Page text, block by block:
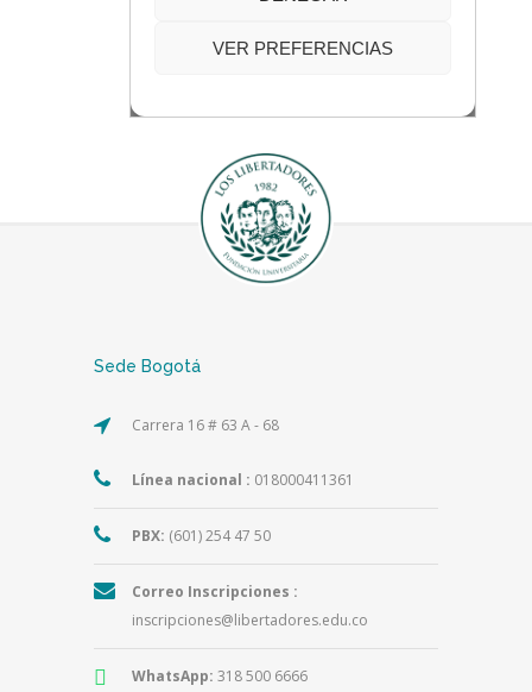
Sede Bogotá
Carrera 16 # 63 A - 68
Línea nacional : 018000411361
PBX: (601) 254 47 50
Correo Inscripciones :
inscripciones@libertadores.edu.co
WhatsApp: 318 500 6666